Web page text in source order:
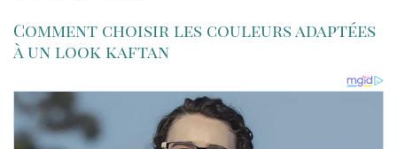
Comment choisir les couleurs adaptées
à un look kaftan